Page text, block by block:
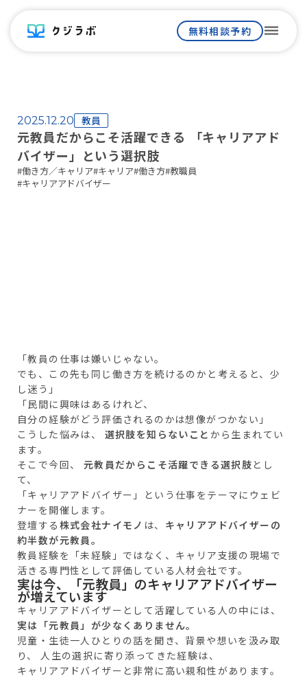
2025.12.20 教員
元教員だからこそ活躍できる 「キャリアアド
バイザー」という選択肢
#働き方／キャリア#キャリア#働き方#教職員
#キャリアアドバイザー
「教員の仕事は嫌いじゃない。
でも、この先も同じ働き方を続けるのかと考えると、少
し迷う」
「民間に興味はあるけれど、
自分の経験がどう評価されるのかは想像がつかない」
こうした悩みは、 選択肢を知らないこと から生まれてい
ます。
そこで今回、 元教員だからこそ活躍できる選択肢 とし
て、
「キャリアアドバイザー」という仕事をテーマにウェビ
ナーを開催します。
登壇する 株式会社ナイモノ は、 キャリアアドバイザーの
約半数が元教員。
教員経験を「未経験」ではなく、キャリア支援の現場で
活きる専門性として評価している人材会社です。
実は今、「元教員」のキャリアアドバイザー
が増えています
キャリアアドバイザーとして活躍している人の中には、
実は「元教員」が少なくありません。
児童・生徒一人ひとりの話を聞き、背景や想いを汲み取
り、 人生の選択に寄り添ってきた経験は、
キャリアアドバイザーと非常に高い親和性があります。
無料相談予約 dehaze